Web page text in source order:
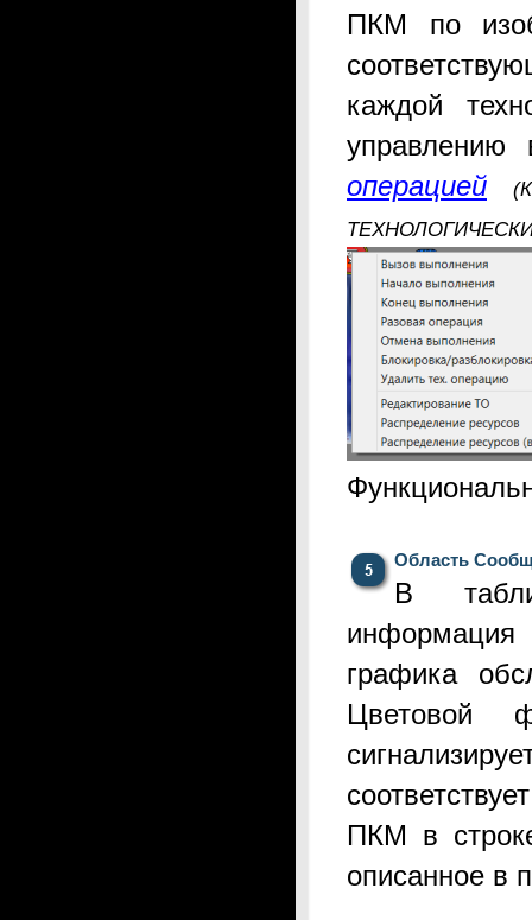
ПКМ по
каждой
операцией
Область
В
графика
Цветовой
ПКМ в
описанное в